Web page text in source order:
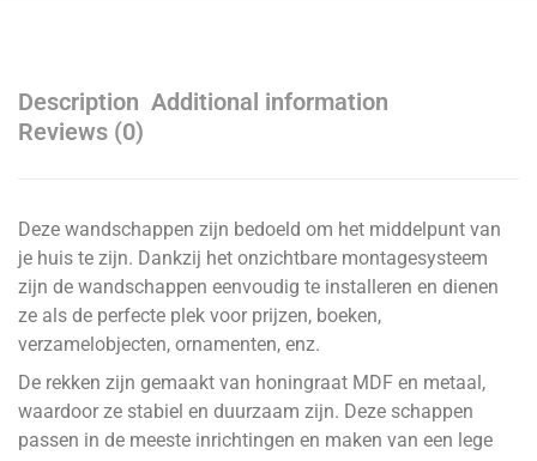
Description Additional information
Reviews (0)
Deze wandschappen zijn bedoeld om het middelpunt van
je huis te zijn. Dankzij het onzichtbare montagesysteem
zijn de wandschappen eenvoudig te installeren en dienen
ze als de perfecte plek voor prijzen, boeken,
verzamelobjecten, ornamenten, enz.
De rekken zijn gemaakt van honingraat MDF en metaal,
waardoor ze stabiel en duurzaam zijn. Deze schappen
passen in de meeste inrichtingen en maken van een lege